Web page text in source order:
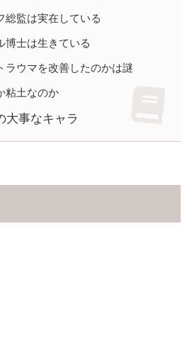
総監は実在している
博士は生きている
ラウマを改善したのかは謎
粘土なのか
大事なキャラ